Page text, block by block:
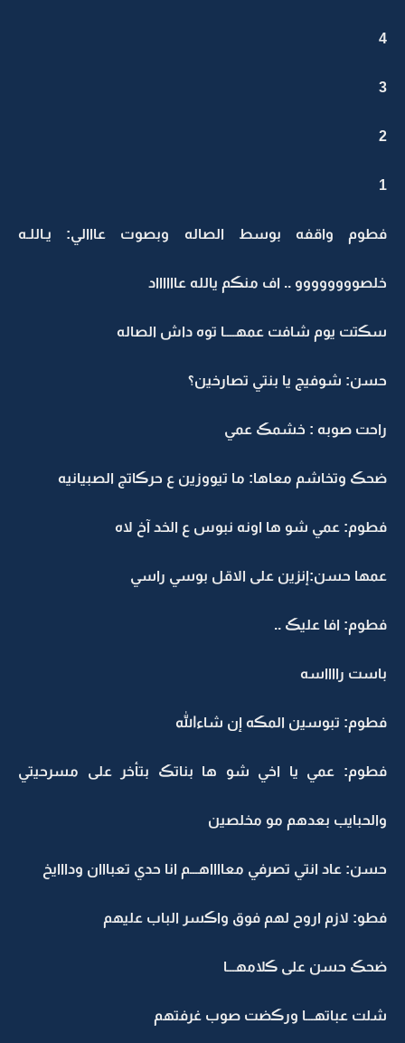
4
3
2
1
فطوم واقفه بوسط الصاله وبصوت عااالي: يـاللـه
خلصوووووووو .. اف منڪم يالله عااااااد
سڪتت يوم شافت عمهــــا توه داش الصاله
حسن: شوفيج يا بنتي تصارخين؟
راحت صوبه : خشمڪ عمي
ضحڪ وتخاشم معاها: ما تيووزين ع حرڪاتج الصبيانيه
فطوم: عمي شو ها اونه نبوس ع الخد آخ لاه
عمها حسن:إنزين على الاقل بوسي راسي
فطوم: افا عليڪ ..
باست رااااسه
فطوم: تبوسين المڪه إن شاءالله
فطوم: عمي يا اخي شو ها بناتڪ بتأخر على مسرحيتي
والحبايب بعدهم مو مخلصين
حسن: عاد انتي تصرفي معااااهـــم انا حدي تعبااان ودااايخ
فطو: لازم اروح لهم فوق واڪسر الباب عليهم
ضحڪ حسن على ڪلامهـــا
شلت عباتهـــا ورڪضت صوب غرفتهم